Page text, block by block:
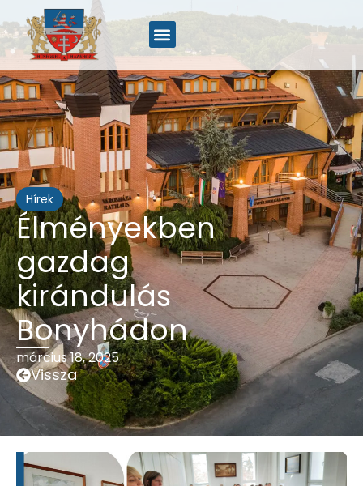
Hírek
Élményekben
gazdag
kirándulás
Bonyhádon
március 18, 2025
Vissza